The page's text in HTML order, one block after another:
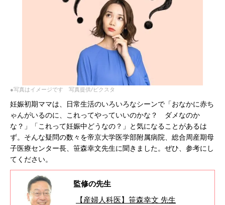
●写真はイメージです 写真提供/ピクスタ
妊娠初期ママは、日常生活のいろいろなシーンで「おなかに赤ち
ゃんがいるのに、これってやっていいのかな？ ダメなのか
な？」「これって妊娠中どうなの？」と気になることがあるは
ず。そんな疑問の数々を帝京大学医学部附属病院、総合周産期母
子医療センター長、笹森幸文先生に聞きました。ぜひ、参考にし
てください。
監修の先生
【産婦人科医】笹森幸文 先生